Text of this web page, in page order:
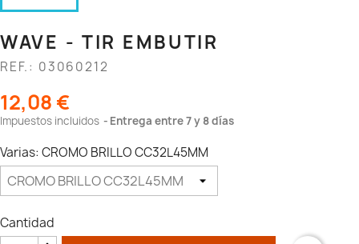
WAVE - TIR EMBUTIR
REF.: 03060212
12,08 €
Impuestos incluidos Entrega entre 7 y 8 días
Varias: CROMO BRILLO CC32L45MM
Cantidad